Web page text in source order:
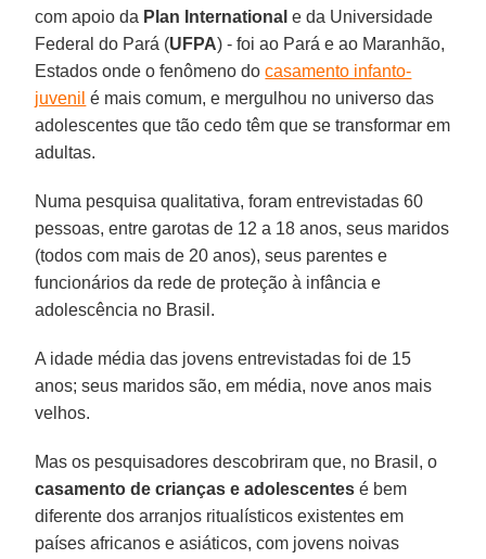
com apoio da Plan International e da Universidade
Federal do Pará (UFPA) - foi ao Pará e ao Maranhão,
Estados onde o fenômeno docasamento infanto-
juvenil é mais comum, e mergulhou no universo das
adolescentes que tão cedo têm que se transformar em
adultas.
Numa pesquisa qualitativa, foram entrevistadas 60
pessoas, entre garotas de 12 a 18 anos, seus maridos
(todos com mais de 20 anos), seus parentes e
funcionários da rede de proteção à infância e
adolescência no Brasil.
A idade média das jovens entrevistadas foi de 15
anos; seus maridos são, em média, nove anos mais
velhos.
Mas os pesquisadores descobriram que, no Brasil, o
casamento de crianças e adolescentes é bem
diferente dos arranjos ritualísticos existentes em
países africanos e asiáticos, com jovens noivas